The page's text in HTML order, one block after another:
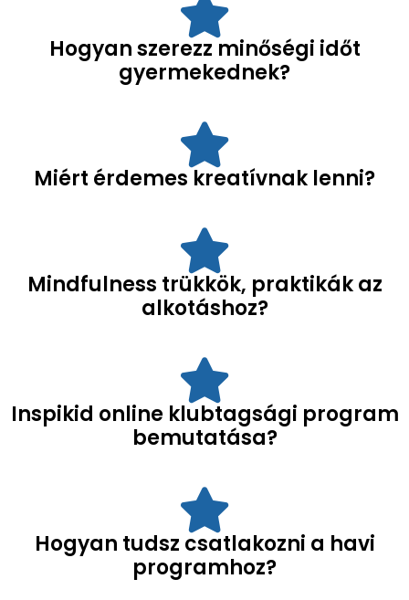
Hogyan szerezz minőségi időt
gyermekednek?
Miért érdemes kreatívnak lenni?
Mindfulness trükkök, praktikák az
alkotáshoz?
Inspikid online klubtagsági program
bemutatása?
Hogyan tudsz csatlakozni a havi
programhoz?